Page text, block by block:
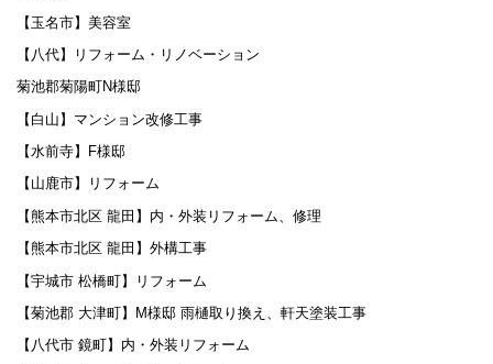
【玉名市】美容室
【八代】リフォーム・リノベーション
菊池郡菊陽町N様邸
【白山】マンション改修工事
【水前寺】F様邸
【山鹿市】リフォーム
【熊本市北区 龍田】内・外装リフォーム、修理
【熊本市北区 龍田】外構工事
【宇城市 松橋町】リフォーム
【菊池郡 大津町】M様邸 雨樋取り換え、軒天塗装工事
【八代市 鏡町】内・外装リフォーム